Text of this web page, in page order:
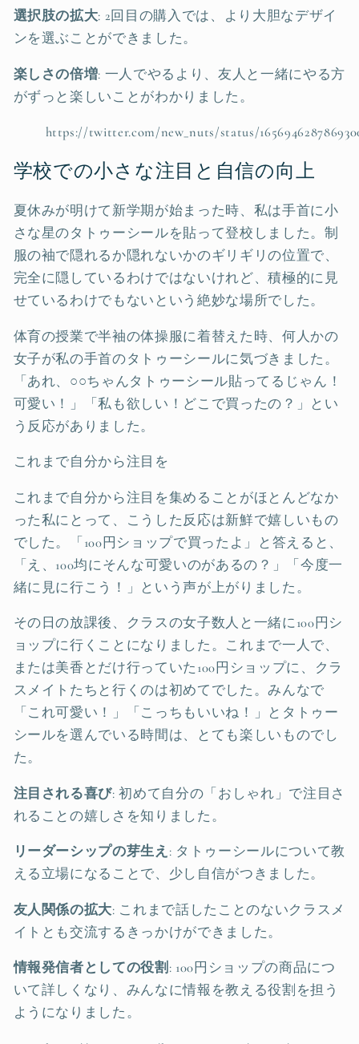
選択肢の拡大: 2回目の購入では、より大胆なデザイ
ンを選ぶことができました。
楽しさの倍増: 一人でやるより、友人と一緒にやる方
がずっと楽しいことがわかりました。
https://twitter.com/new_nuts/status/
学校での小さな注目と自信の向上
夏休みが明けて新学期が始まった時、私は手首に小
さな星のタトゥーシールを貼って登校しました。制
服の袖で隠れるか隠れないかのギリギリの位置で、
完全に隠しているわけではないけれど、積極的に見
せているわけでもないという絶妙な場所でした。
体育の授業で半袖の体操服に着替えた時、何人かの
女子が私の手首のタトゥーシールに気づきました。
「あれ、○○ちゃんタトゥーシール貼ってるじゃん！
可愛い！」「私も欲しい！どこで買ったの？」とい
う反応がありました。
これまで自分から注目を
これまで自分から注目を集めることがほとんどなか
った私にとって、こうした反応は新鮮で嬉しいもの
でした。「100円ショップで買ったよ」と答えると、
「え、100均にそんな可愛いのがあるの？」「今度一
緒に見に行こう！」という声が上がりました。
その日の放課後、クラスの女子数人と一緒に100円シ
ョップに行くことになりました。これまで一人で、
または美香とだけ行っていた100円ショップに、クラ
スメイトたちと行くのは初めてでした。みんなで
「これ可愛い！」「こっちもいいね！」とタトゥー
シールを選んでいる時間は、とても楽しいものでし
た。
注目される喜び: 初めて自分の「おしゃれ」で注目さ
れることの嬉しさを知りました。
リーダーシップの芽生え: タトゥーシールについて教
える立場になることで、少し自信がつきました。
友人関係の拡大: これまで話したことのないクラスメ
イトとも交流するきっかけができました。
情報発信者としての役割 : 100円ショップの商品につ
いて詳しくなり、みんなに情報を教える役割を担う
ようになりました。